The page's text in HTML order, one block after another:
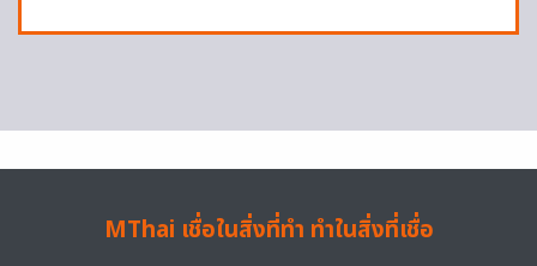
MThai เชื่อในสิ่งที่ทำ ทำในสิ่งที่เชื่อ